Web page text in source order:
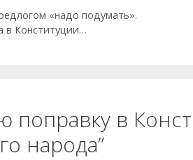
«надо подумать».
в Конституции…
поправку в
народа”